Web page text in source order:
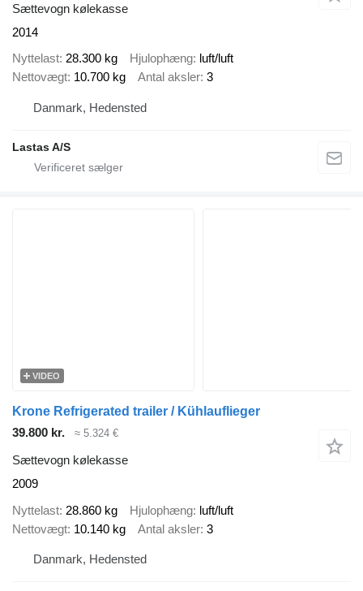
Sættevogn kølekasse
2014
Nyttelast 28.300 kg Hjulophæng luft/luft
Nettovægt 10.700 kg Antal aksler 3
Danmark, Hedensted
Lastas A/S
VIDEO
Krone Refrigerated trailer / Kühlauflieger
39.800 kr.
≈ 5.324 €
Sættevogn kølekasse
2009
Nyttelast 28.860 kg Hjulophæng luft/luft
Nettovægt 10.140 kg Antal aksler 3
Danmark, Hedensted